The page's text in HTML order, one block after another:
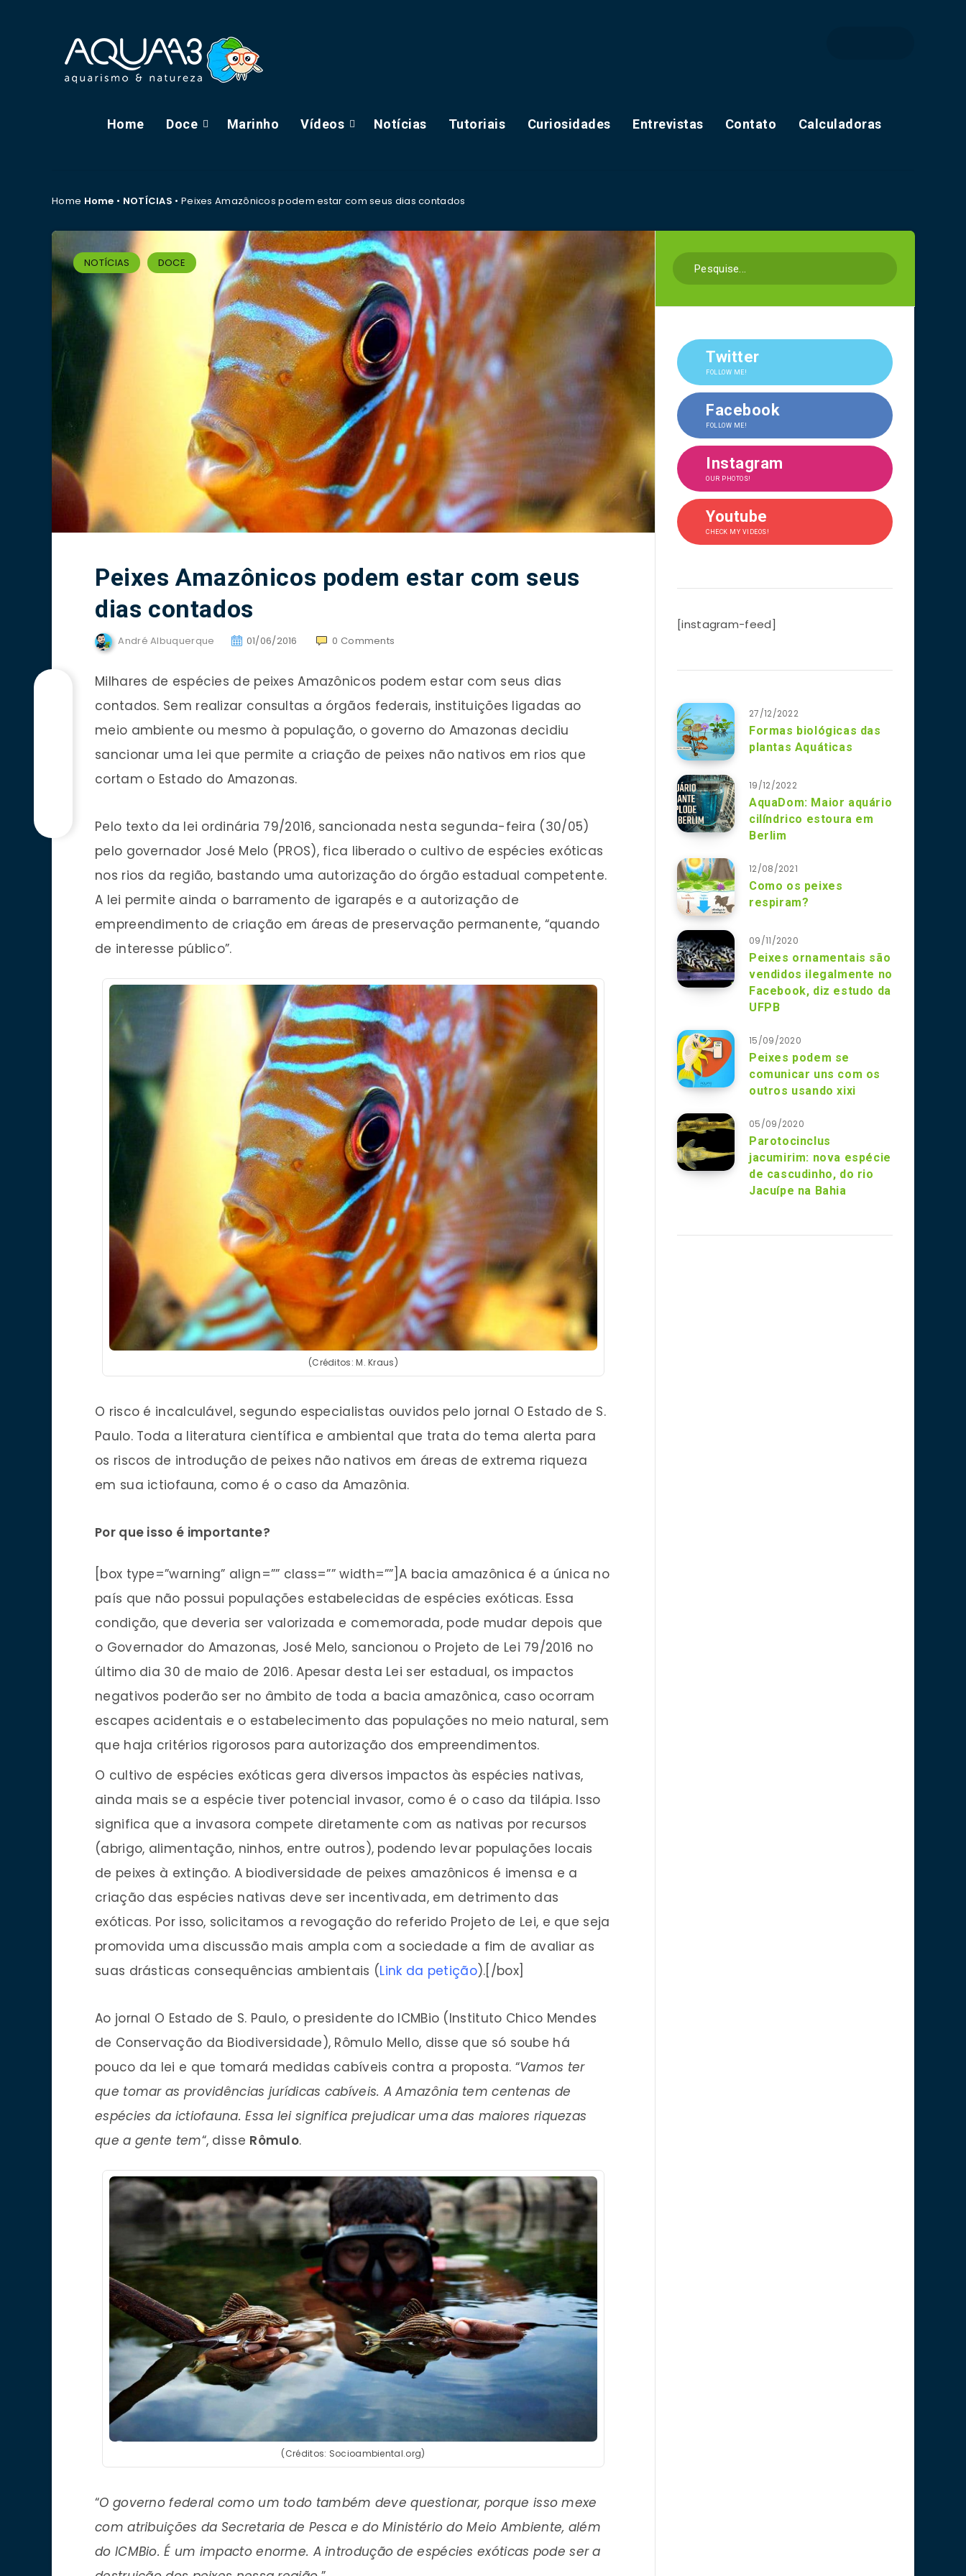
Home Doce Marinho Vídeos Notícias Tutoriais Curiosidades Entrevistas Contato Calculadoras
Home Home • NOTÍCIAS • Peixes Amazônicos podem estar com seus dias contados
NOTÍCIAS DOCE
Peixes Amazônicos podem estar com seus
dias contados
André Albuquerque 01/06/2016 0 Comments
Milhares de espécies de peixes Amazônicos podem estar com seus dias
contados. Sem realizar consultas a órgãos federais, instituições ligadas ao
meio ambiente ou mesmo à população, o governo do Amazonas decidiu
sancionar uma lei que permite a criação de peixes não nativos em rios que
cortam o Estado do Amazonas.
Pelo texto da lei ordinária 79/2016, sancionada nesta segunda-feira (30/05)
pelo governador José Melo (PROS), fica liberado o cultivo de espécies exóticas
nos rios da região, bastando uma autorização do órgão estadual competente.
A lei permite ainda o barramento de igarapés e a autorização de
empreendimento de criação em áreas de preservação permanente, “quando
de interesse público”.
(Créditos: M. Kraus)
O risco é incalculável, segundo especialistas ouvidos pelo jornal O Estado de S.
Paulo. Toda a literatura científica e ambiental que trata do tema alerta para
os riscos de introdução de peixes não nativos em áreas de extrema riqueza
em sua ictiofauna, como é o caso da Amazônia.
Por que isso é importante?
[box type=”warning” align=”” class=”” width=””]A bacia amazônica é a única no
país que não possui populações estabelecidas de espécies exóticas. Essa
condição, que deveria ser valorizada e comemorada, pode mudar depois que
o Governador do Amazonas, José Melo, sancionou o Projeto de Lei 79/2016 no
último dia 30 de maio de 2016. Apesar desta Lei ser estadual, os impactos
negativos poderão ser no âmbito de toda a bacia amazônica, caso ocorram
escapes acidentais e o estabelecimento das populações no meio natural, sem
que haja critérios rigorosos para autorização dos empreendimentos.
O cultivo de espécies exóticas gera diversos impactos às espécies nativas,
ainda mais se a espécie tiver potencial invasor, como é o caso da tilápia. Isso
significa que a invasora compete diretamente com as nativas por recursos
(abrigo, alimentação, ninhos, entre outros), podendo levar populações locais
de peixes à extinção. A biodiversidade de peixes amazônicos é imensa e a
criação das espécies nativas deve ser incentivada, em detrimento das
exóticas. Por isso, solicitamos a revogação do referido Projeto de Lei, e que seja
promovida uma discussão mais ampla com a sociedade a fim de avaliar as
suas drásticas consequências ambientais (Link da petição).[/box]
Ao jornal O Estado de S. Paulo, o presidente do ICMBio (Instituto Chico Mendes
de Conservação da Biodiversidade), Rômulo Mello, disse que só soube há
pouco da lei e que tomará medidas cabíveis contra a proposta. “Vamos ter
que tomar as providências jurídicas cabíveis. A Amazônia tem centenas de
espécies da ictiofauna. Essa lei significa prejudicar uma das maiores riquezas
que a gente tem“, disse Rômulo.
(Créditos: Socioambiental.org)
“O governo federal como um todo também deve questionar, porque isso mexe
com atribuições da Secretaria de Pesca e do Ministério do Meio Ambiente, além
do ICMBio. É um impacto enorme. A introdução de espécies exóticas pode ser a
Twitter
FOLLOW ME!
Facebook
FOLLOW ME!
Instagram
OUR PHOTOS!
Youtube
CHECK MY VIDEOS!
[instagram-feed]
27/12/2022
Formas biológicas das
plantas Aquáticas
19/12/2022
AquaDom: Maior aquário
cilíndrico estoura em
Berlim
12/08/2021
Como os peixes
respiram?
09/11/2020
Peixes ornamentais são
vendidos ilegalmente no
Facebook, diz estudo da
UFPB
15/09/2020
Peixes podem se
comunicar uns com os
outros usando xixi
05/09/2020
Parotocinclus
jacumirim: nova espécie
de cascudinho, do rio
Jacuípe na Bahia